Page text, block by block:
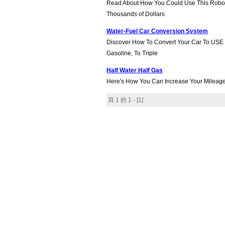
Read About How You Could Use This
Thousands of Dollars
Water-Fuel Car Conversion System
Discover How To Convert Your Car To USE
Gasoline, To Triple
Half Water Half Gas
Here's How You Can Increase Your
頁 1 的 1 - [1]